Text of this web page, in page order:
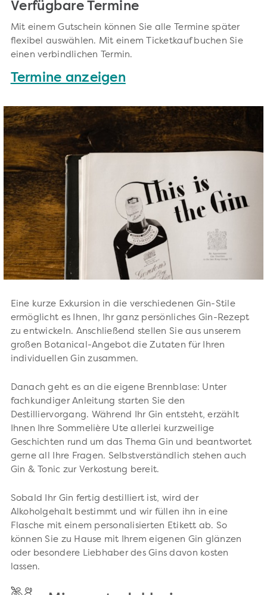
Verfügbare Termine
Mit einem Gutschein können Sie alle Termine später
flexibel auswählen. Mit einem Ticketkauf buchen Sie
einen verbindlichen Termin.
Termine anzeigen
Eine kurze Exkursion in die verschiedenen Gin-Stile
ermöglicht es Ihnen, Ihr ganz persönliches Gin-Rezept
zu entwickeln. Anschließend stellen Sie aus unserem
großen Botanical-Angebot die Zutaten für Ihren
individuellen Gin zusammen.
Danach geht es an die eigene Brennblase: Unter
fachkundiger Anleitung starten Sie den
Destilliervorgang. Während Ihr Gin entsteht, erzählt
Ihnen Ihre Sommelière Ute allerlei kurzweilige
Geschichten rund um das Thema Gin und beantwortet
gerne all Ihre Fragen. Selbstverständlich stehen auch
Gin & Tonic zur Verkostung bereit.
Sobald Ihr Gin fertig destilliert ist, wird der
Alkoholgehalt bestimmt und wir füllen ihn in eine
Flasche mit einem personalisierten Etikett ab. So
können Sie zu Hause mit Ihrem eigenen Gin glänzen
oder besondere Liebhaber des Gins davon kosten
lassen.